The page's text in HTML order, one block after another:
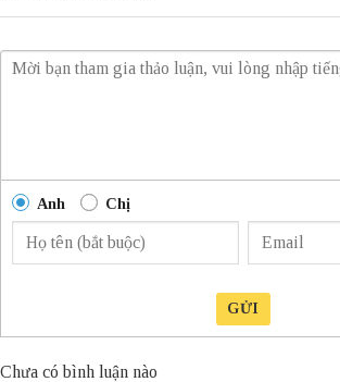
Anh Chị
GỬI
Chưa có bình luận nào